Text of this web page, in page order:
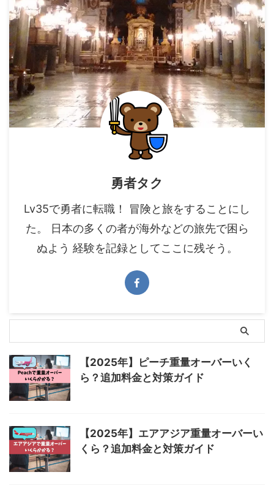
勇者タク
Lv35で勇者に転職！ 冒険と旅をすることにし
た。 日本の多くの者が海外などの旅先で困ら
ぬよう 経験を記録としてここに残そう。
【2025年】ピーチ重量オーバーいく
ら？追加料金と対策ガイド
【2025年】エアアジア重量オーバーい
くら？追加料金と対策ガイド